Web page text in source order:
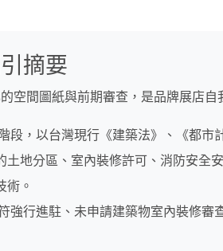
摘要
空間圖紙與前期審查，是品牌展店
段，以台灣現行《建築法》、《都市
地分區、室內裝修許可、消防安全
術。
強行進駐、未申請建築物室內裝修審